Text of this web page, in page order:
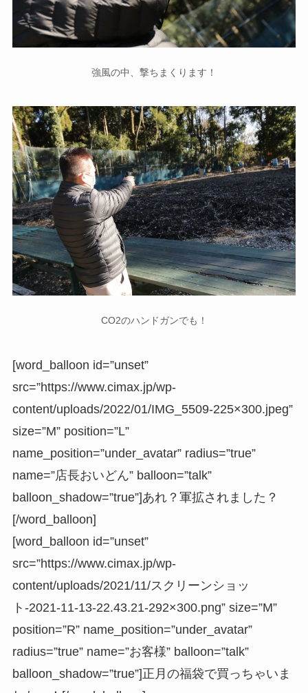
強風の中、撃ちまくります！
CO2のハンドガンでも！
[word_balloon id=”unset”
src=”https://www.cimax.jp/wp-
content/uploads/2022/01/IMG_5509-225×300.jpeg”
size=”M” position=”L”
name_position=”under_avatar” radius=”true”
name=”店長おいどん” balloon=”talk”
balloon_shadow=”true”]あれ？軍拡されました？
[/word_balloon]
[word_balloon id=”unset”
src=”https://www.cimax.jp/wp-
content/uploads/2021/11/スクリーンショッ
ト-2021-11-13-22.43.21-292×300.png” size=”M”
position=”R” name_position=”under_avatar”
radius=”true” name=”お客様” balloon=”talk”
balloon_shadow=”true”]正月の福袋で買っちゃいま